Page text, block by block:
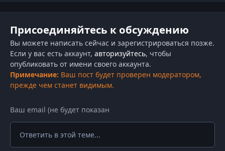
Присоединяйтесь к обсуждению
Вы можете написать сейчас и зарегистрироваться позже.
Если у вас есть аккаунт, авторизуйтесь, чтобы
опубликовать от имени своего аккаунта.
Примечание: Ваш пост будет проверен модератором,
прежде чем станет видимым.
Ответить в этой теме...